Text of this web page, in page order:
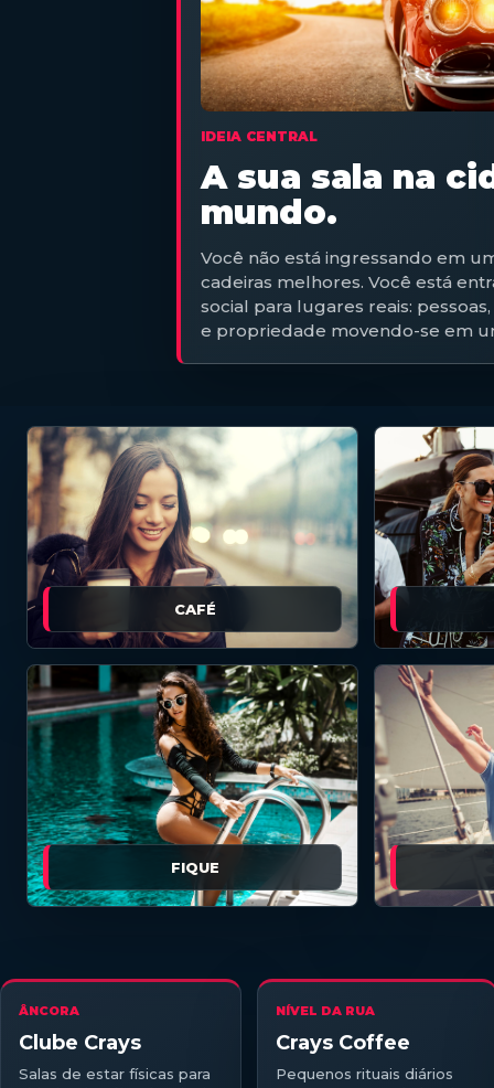
IDEIA CENTRAL
A sua sala na
mundo.
Você não está ingressando em
cadeiras melhores. Você está
social para lugares reais:
e propriedade movendo-se em
CAFÉ
FIQUE
ÂNCORA
Clube Crays
Salas de estar físicas para
NÍVEL DA RUA
Crays Coffee
Pequenos rituais diários